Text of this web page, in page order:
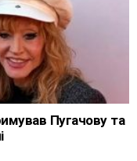
Пугачову та